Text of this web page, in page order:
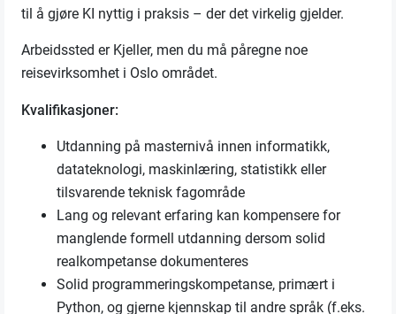
til å gjøre KI nyttig i praksis – der det virkelig gjelder.
Arbeidssted er Kjeller, men du må påregne noe
reisevirksomhet i Oslo området.
Kvalifikasjoner:
Utdanning på masternivå innen informatikk,
datateknologi, maskinlæring, statistikk eller
tilsvarende teknisk fagområde
Lang og relevant erfaring kan kompensere for
manglende formell utdanning dersom solid
realkompetanse dokumenteres
Solid programmeringskompetanse, primært i
Python, og gjerne kjennskap til andre språk (f.eks.